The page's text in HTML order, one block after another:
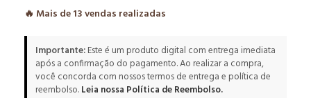
🔥 Mais de13vendas realizadas
Importante:Este é um produto digital com entrega imediata
após a confirmação do pagamento. Ao realizar a compra,
você concorda com nossos termos de entrega e política de
reembolso.Leia nossa Política de Reembolso.